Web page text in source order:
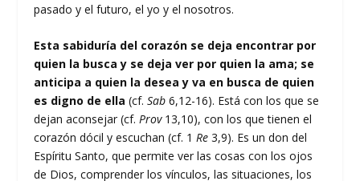
pasado y el futuro, el yo y el nosotros.
Esta sabiduría del corazón se deja encontrar por
quien la busca y se deja ver por quien la ama; se
anticipa a quien la desea y va en busca de quien
es digno de ella (cf.Sab6,12-16). Está con los que se
dejan aconsejar (cf.Prov 13,10), con los que tienen el
corazón dócil y escuchan (cf. 1Re3,9). Es un don del
Espíritu Santo, que permite ver las cosas con los ojos
de Dios, comprender los vínculos, las situaciones, los